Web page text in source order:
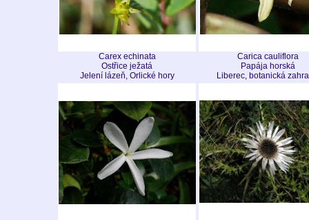
Carex echinata
Ostřice ježatá
Jelení lázeň, Orlické hory
Carica cauliflora
Papája horská
Liberec, botanická